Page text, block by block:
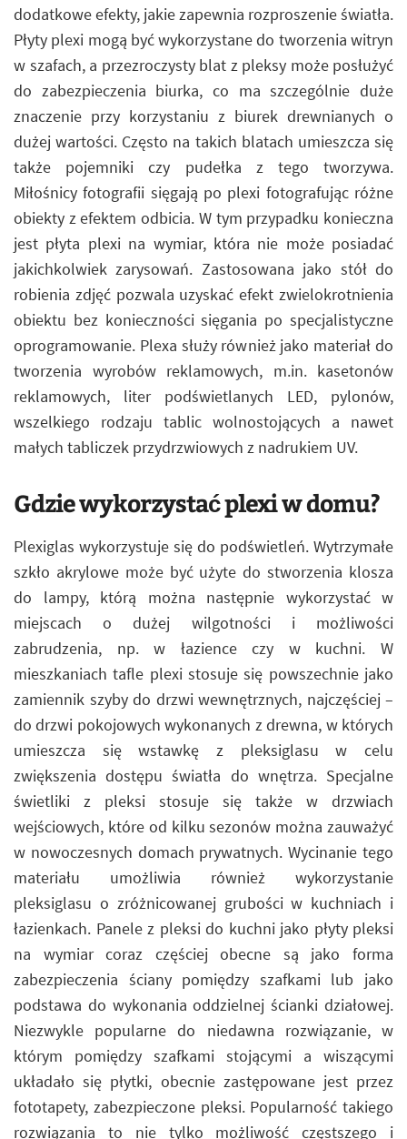
dodatkowe efekty, jakie zapewnia rozproszenie światła.
Płyty plexi mogą być wykorzystane do tworzenia witryn
w szafach, a przezroczysty blat z pleksy może posłużyć
do zabezpieczenia biurka, co ma szczególnie duże
znaczenie przy korzystaniu z biurek drewnianych o
dużej wartości. Często na takich blatach umieszcza się
także pojemniki czy pudełka z tego tworzywa.
Miłośnicy fotografii sięgają po plexi fotografując różne
obiekty z efektem odbicia. W tym przypadku konieczna
jest płyta plexi na wymiar, która nie może posiadać
jakichkolwiek zarysowań. Zastosowana jako stół do
robienia zdjęć pozwala uzyskać efekt zwielokrotnienia
obiektu bez konieczności sięgania po specjalistyczne
oprogramowanie. Plexa służy również jako materiał do
tworzenia wyrobów reklamowych, m.in. kasetonów
reklamowych, liter podświetlanych LED, pylonów,
wszelkiego rodzaju tablic wolnostojących a nawet
małych tabliczek przydrzwiowych z nadrukiem UV.
Gdzie wykorzystać plexi w domu?
Plexiglas wykorzystuje się do podświetleń. Wytrzymałe
szkło akrylowe może być użyte do stworzenia klosza
do lampy, którą można następnie wykorzystać w
miejscach o dużej wilgotności i możliwości
zabrudzenia, np. w łazience czy w kuchni. W
mieszkaniach tafle plexi stosuje się powszechnie jako
zamiennik szyby do drzwi wewnętrznych, najczęściej –
do drzwi pokojowych wykonanych z drewna, w których
umieszcza się wstawkę z pleksiglasu w celu
zwiększenia dostępu światła do wnętrza. Specjalne
świetliki z pleksi stosuje się także w drzwiach
wejściowych, które od kilku sezonów można zauważyć
w nowoczesnych domach prywatnych. Wycinanie tego
materiału umożliwia również wykorzystanie
pleksiglasu o zróżnicowanej grubości w kuchniach i
łazienkach. Panele z pleksi do kuchni jako płyty pleksi
na wymiar coraz częściej obecne są jako forma
zabezpieczenia ściany pomiędzy szafkami lub jako
podstawa do wykonania oddzielnej ścianki działowej.
Niezwykle popularne do niedawna rozwiązanie, w
którym pomiędzy szafkami stojącymi a wiszącymi
układało się płytki, obecnie zastępowane jest przez
fototapety, zabezpieczone pleksi. Popularność takiego
rozwiązania to nie tylko możliwość częstszego i